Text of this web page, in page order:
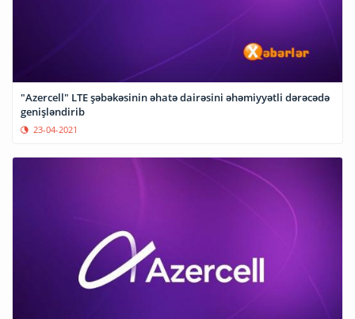
"Azercell" LTE şəbəkəsinin əhatə dairəsini əhəmiyyətli dərəcədə
genişləndirib
23-04-2021